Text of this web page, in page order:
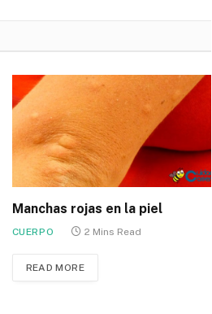
Manchas rojas en la piel
CUERPO 2 Mins Read
READ MORE